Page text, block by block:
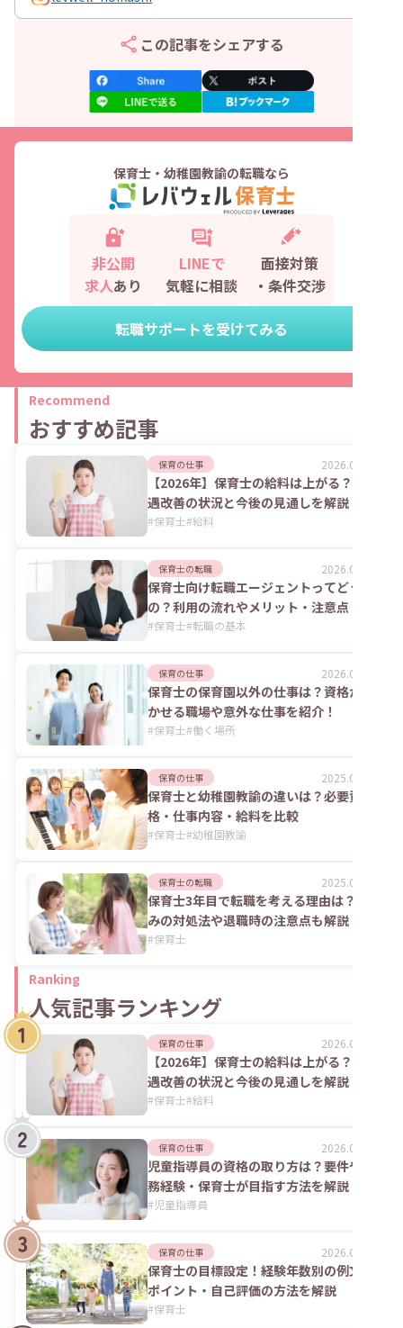
この記事をシェアする
保育士・幼稚園教諭の転職なら
非公開
求人あり
LINEで
気軽に相談
面接対策
・条件交渉
転職サポートを受けてみる
Recommend
おすすめ記事
保育の仕事 2026.08.06
【2026年】保育士の給料は上がる？処
遇改善の状況と今後の見通しを解説
#保育士#給料
保育士の転職 2026.08.06
保育士向け転職エージェントってどうな
の？利用の流れやメリット・注意点
#保育士#転職の基本
保育の仕事 2026.07.24
保育士の保育園以外の仕事は？資格が活
かせる職場や意外な仕事を紹介！
#保育士#働く場所
保育の仕事 2025.06.02
保育士と幼稚園教諭の違いは？必要資
格・仕事内容・給料を比較
#保育士#幼稚園教諭
保育士の転職 2025.06.02
保育士3年目で転職を考える理由は？悩
みの対処法や退職時の注意点も解説
#保育士
Ranking
人気記事ランキング
保育の仕事 2026.08.06
【2026年】保育士の給料は上がる？処
遇改善の状況と今後の見通しを解説
#保育士#給料
保育の仕事 2026.07.24
児童指導員の資格の取り方は？要件や実
務経験・保育士が目指す方法を解説
#児童指導員
保育の仕事 2026.02.09
保育士の目標設定！経験年数別の例文や
ポイント・自己評価の方法を解説
#保育士